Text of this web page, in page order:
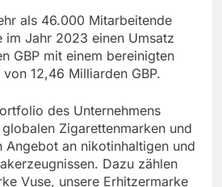
als 46.000 Mitarbeitende
im Jahr 2023 einen Umsatz
GBP mit einem bereinigten
12,46 Milliarden GBP.
des Unternehmens
Zigarettenmarken und
Angebot an nikotinhaltigen und
Dazu zählen
Vuse, unsere Erhitzermarke